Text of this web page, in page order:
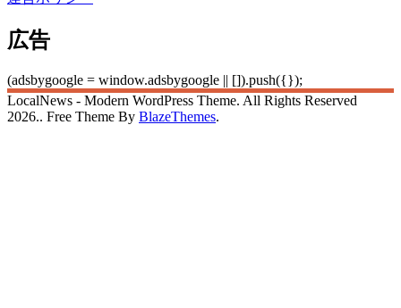
広告
(adsbygoogle = window.adsbygoogle || []).push({});
LocalNews - Modern WordPress Theme. All Rights Reserved
2026.. Free Theme By BlazeThemes.